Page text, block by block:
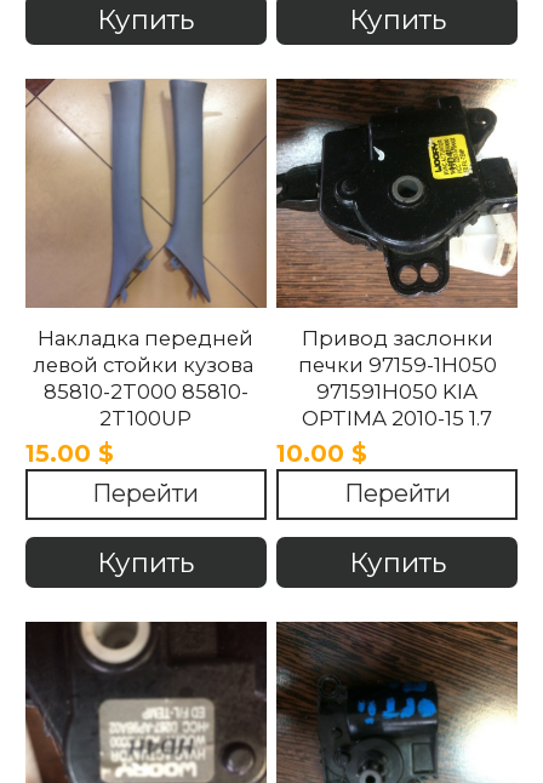
Купить Купить
Накладка передней
левой стойки кузова
85810-2T000 85810-
2T100UP
858102T100UP
858102T000 Kia
Optima 2010 -2015.
15.00 $
Перейти
Купить
Привод заслонки
печки 97159-1H050
971591H050 KIA
OPTIMA 2010-15 1.7
10.00 $
Перейти
Купить